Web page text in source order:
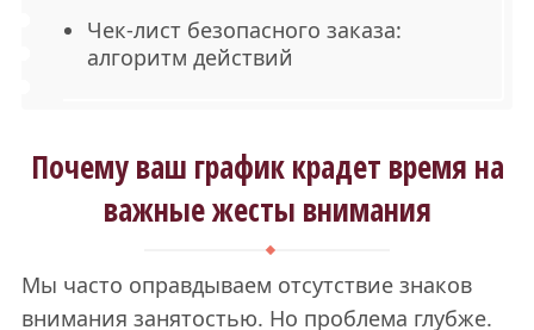
Чек-лист безопасного заказа:
алгоритм действий
Почему ваш график крадет время на
важные жесты внимания
Мы часто оправдываем отсутствие знаков
внимания занятостью. Но проблема глубже.